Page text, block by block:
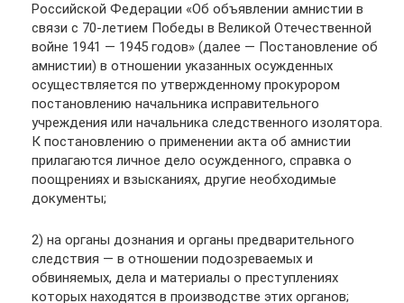
Российской Федерации «Об объявлении амнистии в
связи с 70-летием Победы в Великой Отечественной
войне 1941 — 1945 годов» (далее — Постановление об
амнистии) в отношении указанных осужденных
осуществляется по утвержденному прокурором
постановлению начальника исправительного
учреждения или начальника следственного изолятора.
К постановлению о применении акта об амнистии
прилагаются личное дело осужденного, справка о
поощрениях и взысканиях, другие необходимые
документы;
2) на органы дознания и органы предварительного
следствия — в отношении подозреваемых и
обвиняемых, дела и материалы о преступлениях
которых находятся в производстве этих органов;